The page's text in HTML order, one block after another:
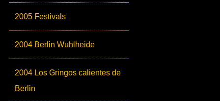
2005 Festivals
2004 Berlin Wuhlheide
2004 Los Gringos calientes de
Berlin